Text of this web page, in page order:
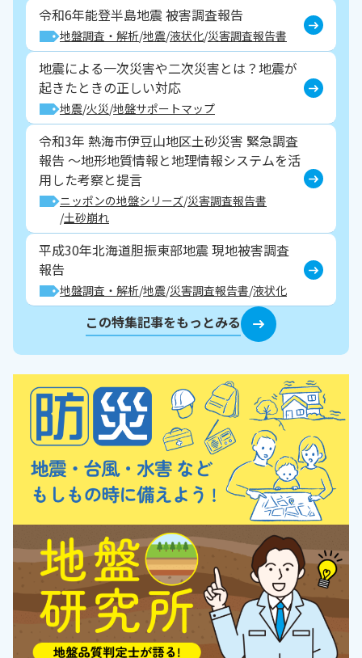
令和6年能登半島地震 被害調査報告
地盤調査・解析 地震 液状化 災害調査報告書
地震による一次災害や二次災害とは？地震が
起きたときの正しい対応
地震 火災 地盤サポートマップ
令和3年 熱海市伊豆山地区土砂災害 緊急調査
報告 ～地形地質情報と地理情報システムを活
用した考察と提言
ニッポンの地盤シリーズ 災害調査報告書
土砂崩れ
平成30年北海道胆振東部地震 現地被害調査
報告
地盤調査・解析 地震 災害調査報告書 液状化
この特集記事をもっとみる